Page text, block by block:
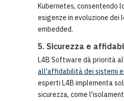
Kubernetes, consentendo
esigenze in evoluzione dei
embedded.
5. Sicurezza e
L4B Software dà priorità
all'affidabilità dei sistemi
esperti L4B implementa
sicurezza, come